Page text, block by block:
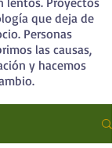
que deja de
Personas
las causas,
y hacemos